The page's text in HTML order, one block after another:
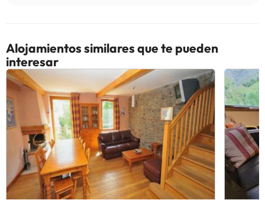
Alojamientos similares que te pueden
interesar